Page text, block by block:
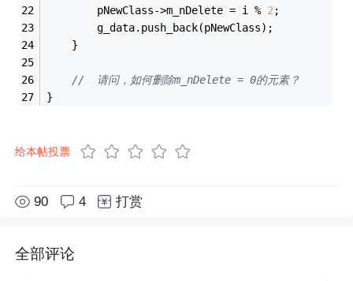
		pNewClass->m_nDelete = i %
2 ;
		g_data.push_back(pNewClass);
	}
//  请问，如何删除m_nDelete = 0的元素？
}
给本帖投票
90 4 打赏
全部评论